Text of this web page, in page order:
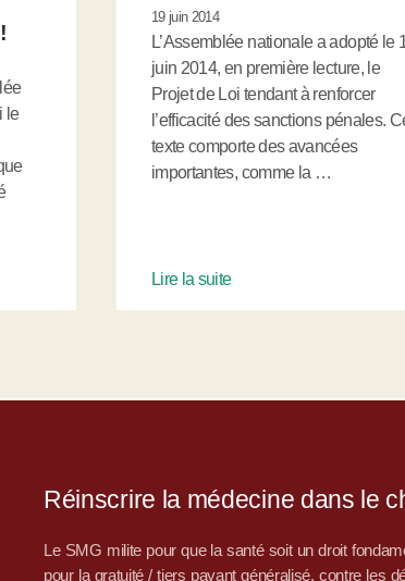
le
19 juin 2014
L’Assemblée nationale a adopté le
juin 2014, en première lecture, le
Projet de Loi tendant à renforcer
l’efficacité des sanctions pénales.
texte comporte des avancées
importantes, comme la …
Lire la suite
Réinscrire la médecine dans le
Le SMG milite pour que la santé soit un droit
pour la gratuité / tiers payant généralisé, contre les